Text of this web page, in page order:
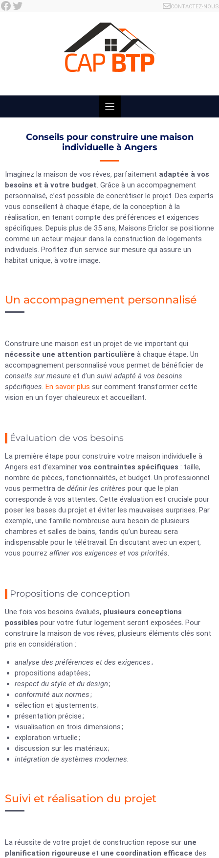
Skip
Facebook Twitter CONTACTEZ-NOUS
Conseils pour construire une maison
individuelle à Angers
Imaginez la maison de vos rêves, parfaitement adaptée à vos
besoins et à votre budget. Grâce à un accompagnement
personnalisé, c’est possible de concrétiser le projet. Des experts
vous conseillent à chaque étape, de la conception à la
réalisation, en tenant compte des préférences et exigences
spécifiques. Depuis plus de 35 ans, Maisons Ericlor se positionne
comme un acteur majeur dans la construction de logements
individuels. Profitez d’un service sur mesure qui assure un
habitat unique, à votre image.
Un accompagnement personnalisé
Construire une maison est un projet de vie important qui
nécessite une attention particulière à chaque étape. Un
accompagnement personnalisé vous permet de bénéficier de
conseils sur mesure et d’un suivi adapté à vos besoins
spécifiques. En savoir plus sur comment transformer cette
vision en un foyer chaleureux et accueillant.
Évaluation de vos besoins
La première étape pour construire votre maison individuelle à
Angers est d’examiner vos contraintes spécifiques : taille,
nombre de pièces, fonctionnalités, et budget. Un professionnel
vous permettra de définir les critères pour que le plan
corresponde à vos attentes. Cette évaluation est cruciale pour
poser les bases du projet et éviter les mauvaises surprises. Par
exemple, une famille nombreuse aura besoin de plusieurs
chambres et salles de bains, tandis qu’un bureau sera
indispensable pour le télétravail. En discutant avec un expert,
vous pourrez affiner vos exigences et vos priorités.
Propositions de conception
Une fois vos besoins évalués, plusieurs conceptions
possibles pour votre futur logement seront exposées. Pour
construire la maison de vos rêves, plusieurs éléments clés sont
pris en considération :
analyse des préférences et des exigences;
propositions adaptées ;
respect du style et du design;
conformité aux normes;
sélection et ajustements ;
présentation précise ;
visualisation en trois dimensions ;
exploration virtuelle ;
discussion sur les matériaux ;
intégration de systèmes modernes.
Suivi et réalisation du projet
La réussite de votre projet de construction repose sur une
planification rigoureuse et une coordination efficace des